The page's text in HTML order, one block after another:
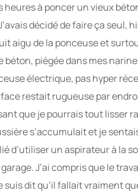
heures à poncer un vieux
décidé de faire ça seul,
aigu de la ponceuse et
béton, piégée dans mes
électrique, pas hyper
restait rugueuse par
que je pourrais tout lisser
s’accumulait et je
d’utiliser un aspirateur à la
J’ai compris que le
suis dit qu’il fallait vraiment